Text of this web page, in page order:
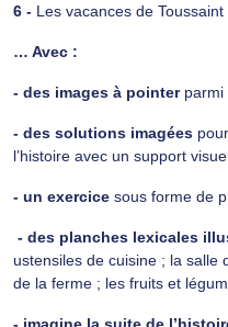
6 - Les vacances de Toussaint
… Avec :
- des images à pointer parmi
- des solutions imagées
l’histoire avec un support
- un exercice sous forme de
- des planches lexicales
ustensiles de cuisine ; la salle
de la ferme ; les fruits et
- imagine la suite de